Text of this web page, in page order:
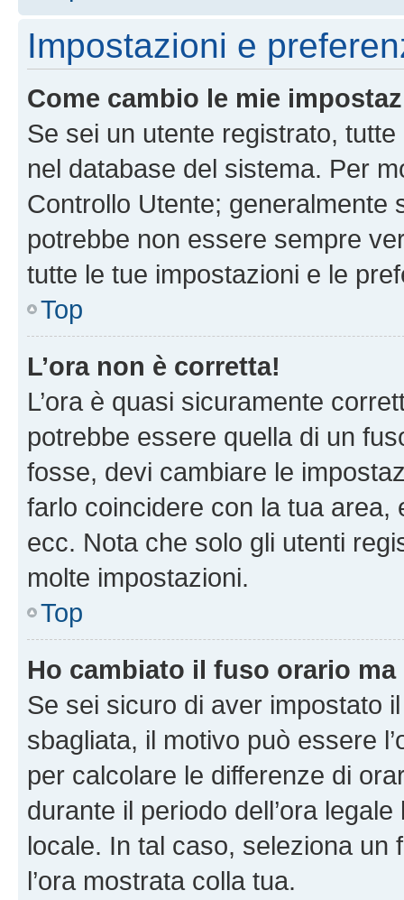
Impostazioni e
Come cambio le mie
Se sei un utente registrato,
nel database del sistema. Per
Controllo Utente; generalmente
potrebbe non essere sempre
tutte le tue impostazioni e le
Top
L’ora non è corretta!
L’ora è quasi sicuramente
potrebbe essere quella di un
fosse, devi cambiare le
farlo coincidere con la tua area,
ecc. Nota che solo gli utenti
molte impostazioni.
Top
Ho cambiato il fuso orario ma
Se sei sicuro di aver impostato
sbagliata, il motivo può essere
per calcolare le differenze di
durante il periodo dell’ora
locale. In tal caso, seleziona
l’ora mostrata colla tua.